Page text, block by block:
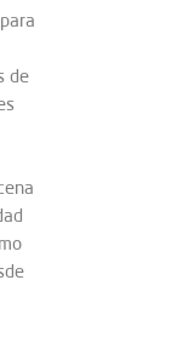
de